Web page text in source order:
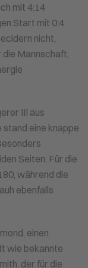
mit 4:14
Start mit 0:4
nicht,
die Mannschaft,
III aus
stand eine knappe
Seiten: Für die
während die
ebenfalls
einen
wie bekannte
der für die